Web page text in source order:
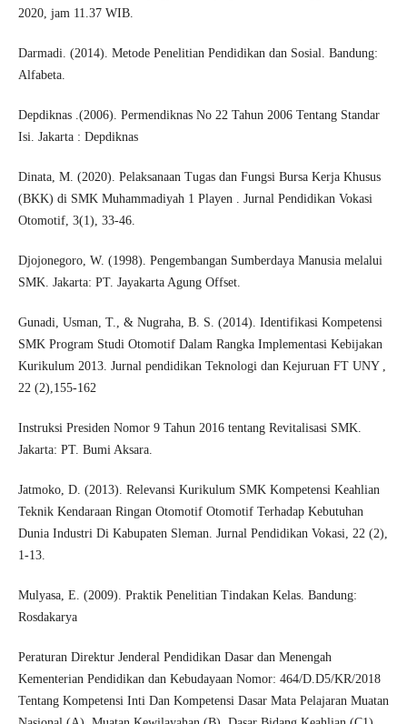
2020, jam 11.37 WIB.
Darmadi. (2014). Metode Penelitian Pendidikan dan Sosial. Bandung:
Alfabeta.
Depdiknas .(2006). Permendiknas No 22 Tahun 2006 Tentang Standar
Isi. Jakarta : Depdiknas
Dinata, M. (2020). Pelaksanaan Tugas dan Fungsi Bursa Kerja Khusus
(BKK) di SMK Muhammadiyah 1 Playen . Jurnal Pendidikan Vokasi
Otomotif, 3(1), 33-46.
Djojonegoro, W. (1998). Pengembangan Sumberdaya Manusia melalui
SMK. Jakarta: PT. Jayakarta Agung Offset.
Gunadi, Usman, T., & Nugraha, B. S. (2014). Identifikasi Kompetensi
SMK Program Studi Otomotif Dalam Rangka Implementasi Kebijakan
Kurikulum 2013. Jurnal pendidikan Teknologi dan Kejuruan FT UNY ,
22 (2),155-162
Instruksi Presiden Nomor 9 Tahun 2016 tentang Revitalisasi SMK.
Jakarta: PT. Bumi Aksara.
Jatmoko, D. (2013). Relevansi Kurikulum SMK Kompetensi Keahlian
Teknik Kendaraan Ringan Otomotif Otomotif Terhadap Kebutuhan
Dunia Industri Di Kabupaten Sleman. Jurnal Pendidikan Vokasi, 22 (2),
1-13.
Mulyasa, E. (2009). Praktik Penelitian Tindakan Kelas. Bandung:
Rosdakarya
Peraturan Direktur Jenderal Pendidikan Dasar dan Menengah
Kementerian Pendidikan dan Kebudayaan Nomor: 464/D.D5/KR/2018
Tentang Kompetensi Inti Dan Kompetensi Dasar Mata Pelajaran Muatan